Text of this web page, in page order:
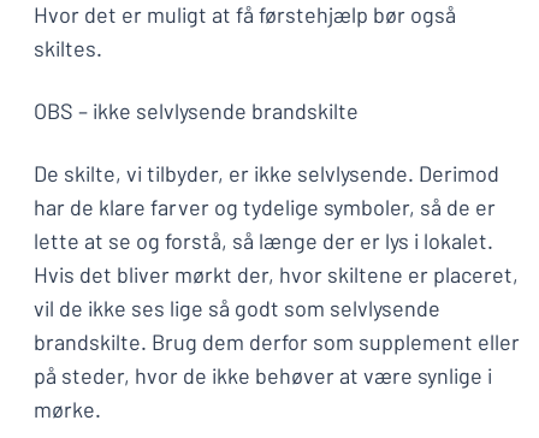
Hvor det er muligt at få førstehjælp bør også
skiltes.
OBS – ikke selvlysende brandskilte
De skilte, vi tilbyder, er ikke selvlysende. Derimod
har de klare farver og tydelige symboler, så de er
lette at se og forstå, så længe der er lys i lokalet.
Hvis det bliver mørkt der, hvor skiltene er placeret,
vil de ikke ses lige så godt som selvlysende
brandskilte. Brug dem derfor som supplement eller
på steder, hvor de ikke behøver at være synlige i
mørke.